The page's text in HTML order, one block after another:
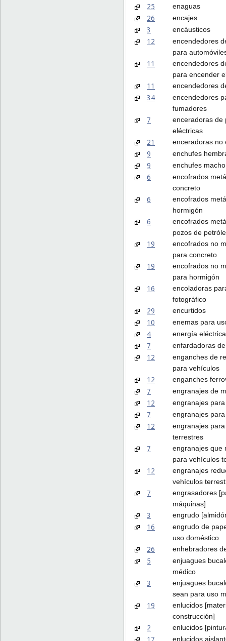
25 enaguas
26 encajes
3 encáusticos
12
encendedores
para
11
encendedores
para encender
11 encendedores
34
encendedores
fumadores
7
enceradoras de
eléctricas
21 enceradoras no
9 enchufes
9 enchufes macho
6
encofrados
concreto
6
encofrados
hormigón
6
encofrados
pozos de
19
encofrados no
para concreto
19
encofrados no
para hormigón
16
encoladoras
fotográfico
29 encurtidos
10 enemas para
4 energía eléctrica
7 enfardadoras
12
enganches de
para vehículos
12 enganches
7 engranajes de
12 engranajes
7 engranajes
12
engranajes
terrestres
7
engranajes que
para vehículos
12
engranajes
vehículos
7
engrasadores
máquinas]
3 engrudo
16
engrudo de
uso doméstico
26 enhebradores
5
enjuagues
médico
3
enjuagues
sean para uso
19
enlucidos
construcción]
2 enlucidos
17 enlucidos